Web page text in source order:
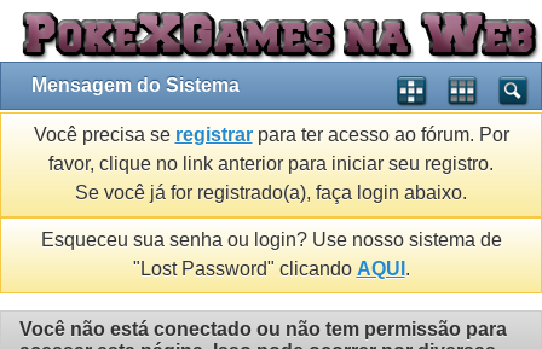
Mensagem do Sistema
Você precisa se registrarpara ter acesso ao fórum. Por
favor, clique no link anterior para iniciar seu registro.
Se você já for registrado(a), faça login abaixo.
Esqueceu sua senha ou login? Use nosso sistema de
"Lost Password" clicando AQUI .
Você não está conectado ou não tem permissão para